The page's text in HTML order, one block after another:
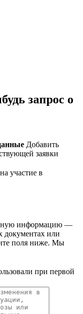
запрос о
Добавить
заявки
участие в
информацию —
документах или
поля ниже. Мы
при первой